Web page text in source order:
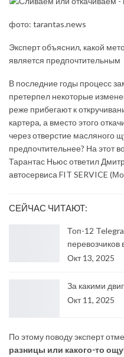
фото: tarantas.news
Эксперт объяснил, какой
является предпочтительным
В последние годы процесс
претерпел некоторые
реже прибегают к
картера, а вместо этого
через отверстие масляного
предпочтительнее? На этот
Тарантас Ньюс ответил
автосервиса FIT SERVICE
СЕЙЧАС ЧИТАЮТ:
Топ-12
перевозчиков
Окт 13, 2025
За какими
Окт 11, 2025
По этому поводу эксперт
разницы или какого-то